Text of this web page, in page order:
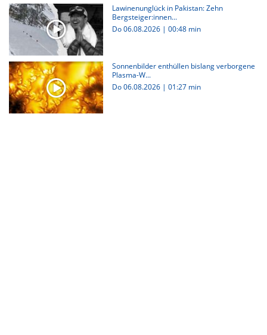
Lawinenunglück in Pakistan: Zehn
Bergsteiger:innen...
Do 06.08.2026 | 00:48 min
Sonnenbilder enthüllen bislang verborgene
Plasma-W...
Do 06.08.2026 | 01:27 min